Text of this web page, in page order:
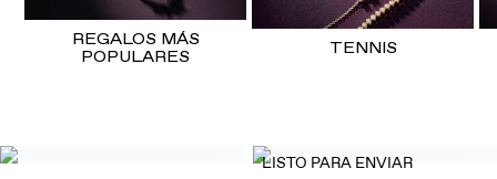
REGALOS MÁS
POPULARES
TENNIS
LISTO PARA ENVIAR